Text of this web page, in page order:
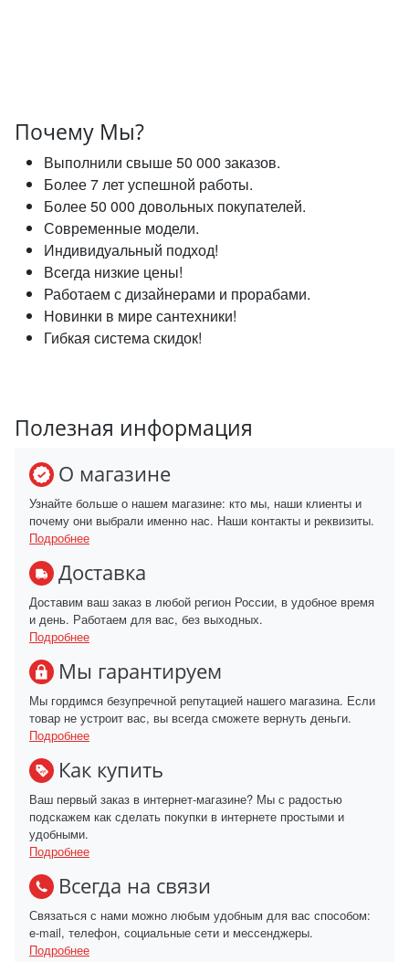
Почему Мы?
Выполнили свыше 50 000 заказов.
Более 7 лет успешной работы.
Более 50 000 довольных покупателей.
Современные модели.
Индивидуальный подход!
Всегда низкие цены!
Работаем с дизайнерами и прорабами.
Новинки в мире сантехники!
Гибкая система скидок!
Полезная информация
О магазине
Узнайте больше о нашем магазине: кто мы, наши клиенты и
почему они выбрали именно нас. Наши контакты и реквизиты.
Подробнее
Доставка
Доставим ваш заказ в любой регион России, в удобное время
и день. Работаем для вас, без выходных.
Подробнее
Мы гарантируем
Мы гордимся безупречной репутацией нашего магазина. Если
товар не устроит вас, вы всегда сможете вернуть деньги.
Подробнее
Как купить
Ваш первый заказ в интернет-магазине? Мы с радостью
подскажем как сделать покупки в интернете простыми и
удобными.
Подробнее
Всегда на связи
Связаться с нами можно любым удобным для вас способом:
e-mail, телефон, социальные сети и мессенджеры.
Подробнее